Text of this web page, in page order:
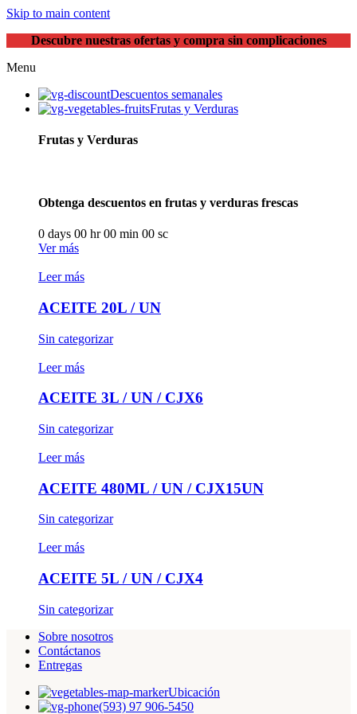
Skip to main content
Descubre nuestras ofertas y compra sin complicaciones
Menu
Descuentos semanales
Frutas y Verduras
Frutas y Verduras
Obtenga descuentos en frutas y verduras frescas
0 days 00 hr00 min 00 sc
Ver más
Leer más
ACEITE 20L / UN
Sin categorizar
Leer más
ACEITE 3L / UN / CJX6
Sin categorizar
Leer más
ACEITE 480ML / UN / CJX15UN
Sin categorizar
Leer más
ACEITE 5L / UN / CJX4
Sin categorizar
Sobre nosotros
Contáctanos
Entregas
Ubicación
(593) 97 906-5450